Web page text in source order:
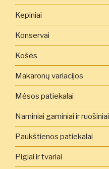
Kepiniai
Konservai
Košės
Makaronų variacijos
Mėsos patiekalai
Naminiai gaminiai ir ruošiniai
Paukštienos patiekalai
Pigiai ir tvariai